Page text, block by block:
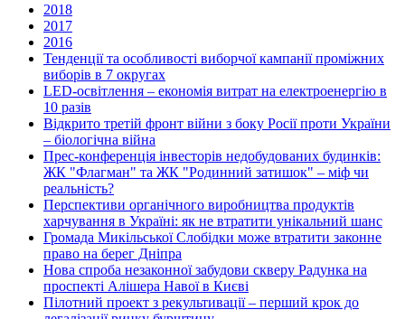
2018
2017
2016
Тенденції та особливості виборчої кампанії проміжних
виборів в 7 округах
LED-освітлення – економія витрат на електроенергію в
10 разів
Відкрито третій фронт війни з боку Росії проти України
– біологічна війна
Прес-конференція інвесторів недобудованих будинків:
ЖК "Флагман" та ЖК "Родинний затишок" – міф чи
реальність?
Перспективи органічного виробництва продуктів
харчування в Україні: як не втратити унікальний шанс
Громада Микільської Слобідки може втратити законне
право на берег Дніпра
Нова спроба незаконної забудови скверу Радунка на
проспекті Алішера Навої в Києві
Пілотний проект з рекультивації – перший крок до